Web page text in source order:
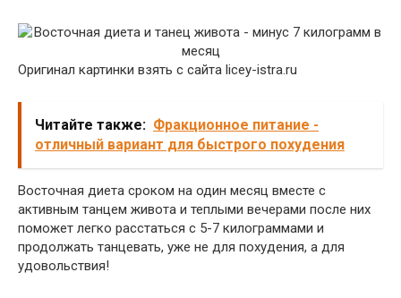
Оригинал картинки взять с сайта licey-istra.ru
Читайте также: Фракционное питание -
отличный вариант для быстрого похудения
Восточная диета сроком на один месяц вместе с
активным танцем живота и теплыми вечерами после них
поможет легко расстаться с 5-7 килограммами и
продолжать танцевать, уже не для похудения, а для
удовольствия!